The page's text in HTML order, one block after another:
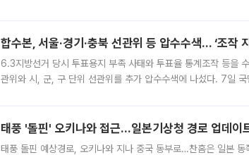
합수본, 서울·경기·충북 선관위 등 압수수색… ‘조작
6.3지방선거 당시 투표용지 부족 사태와 투표율 통계조작 등을
관위와 시, 군, 구 단위 선관위를 추가 압수수색에 나섰다. 7일
태풍 '돌핀' 오키나와 접근…일본기상청 경로 업데이
태풍 돌핀 예상경로, 오키나와 지나 중국 동부로…찬홈은 일본